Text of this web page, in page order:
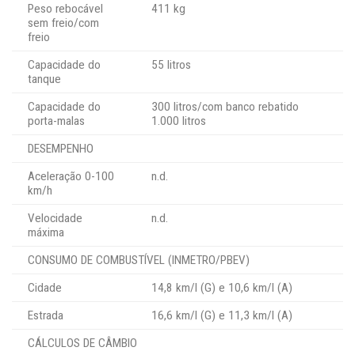
Peso rebocável
sem freio/com
freio
411 kg
Capacidade do
tanque
55 litros
Capacidade do
porta-malas
300 litros/com banco rebatido
1.000 litros
DESEMPENHO
Aceleração 0-100
km/h
n.d.
Velocidade
máxima
n.d.
CONSUMO DE COMBUSTÍVEL (INMETRO/PBEV)
Cidade
14,8 km/l (G) e 10,6 km/l (A)
Estrada
16,6 km/l (G) e 11,3 km/l (A)
CÁLCULOS DE CÂMBIO